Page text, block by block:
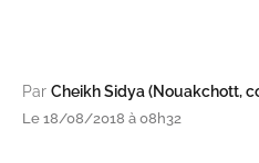
Par Cheikh Sidya (Nouakchott,
Le 18/08/2018 à 08h32